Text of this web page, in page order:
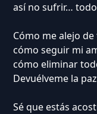
así no sufrir…
Cómo me alejo
cómo seguir mi
cómo eliminar
Devuélveme la
Sé que estás